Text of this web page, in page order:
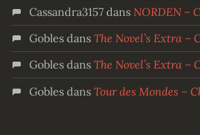
Cassandra3157dans NORDEN –
Goblesdans The Novel’s Extra –
Goblesdans The Novel’s Extra –
Goblesdans Tour des Mondes –